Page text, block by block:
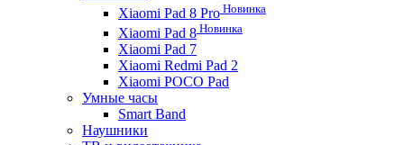
Xiaomi Pad 8 Pro Новинка
Xiaomi Pad 8 Новинка
Xiaomi Pad 7
Xiaomi Redmi Pad 2
Xiaomi POCO Pad
Умные часы
Smart Band
Наушники